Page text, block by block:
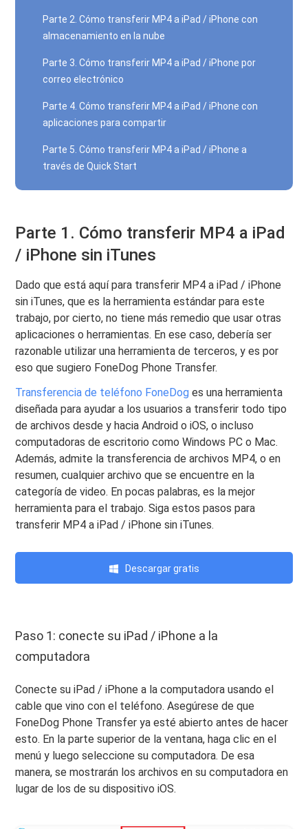
Parte 2. Cómo transferir MP4 a iPad / iPhone con
almacenamiento en la nube
Parte 3. Cómo transferir MP4 a iPad / iPhone por
correo electrónico
Parte 4. Cómo transferir MP4 a iPad / iPhone con
aplicaciones para compartir
Parte 5. Cómo transferir MP4 a iPad / iPhone a
través de Quick Start
Parte 1. Cómo transferir MP4 a iPad
/ iPhone sin iTunes
Dado que está aquí para transferir MP4 a iPad / iPhone
sin iTunes, que es la herramienta estándar para este
trabajo, por cierto, no tiene más remedio que usar otras
aplicaciones o herramientas. En ese caso, debería ser
razonable utilizar una herramienta de terceros, y es por
eso que sugiero FoneDog Phone Transfer.
Transferencia de teléfono FoneDog es una herramienta
diseñada para ayudar a los usuarios a transferir todo tipo
de archivos desde y hacia Android o iOS, o incluso
computadoras de escritorio como Windows PC o Mac.
Además, admite la transferencia de archivos MP4, o en
resumen, cualquier archivo que se encuentre en la
categoría de video. En pocas palabras, es la mejor
herramienta para el trabajo. Siga estos pasos para
transferir MP4 a iPad / iPhone sin iTunes.
Descargar gratis
Paso 1: conecte su iPad / iPhone a la
computadora
Conecte su iPad / iPhone a la computadora usando el
cable que vino con el teléfono. Asegúrese de que
FoneDog Phone Transfer ya esté abierto antes de hacer
esto. En la parte superior de la ventana, haga clic en el
menú y luego seleccione su computadora. De esa
manera, se mostrarán los archivos en su computadora en
lugar de los de su dispositivo iOS.